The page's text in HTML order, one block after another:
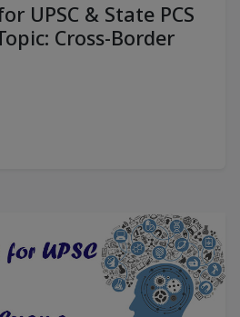
UPSC & State PCS
Cross-Border